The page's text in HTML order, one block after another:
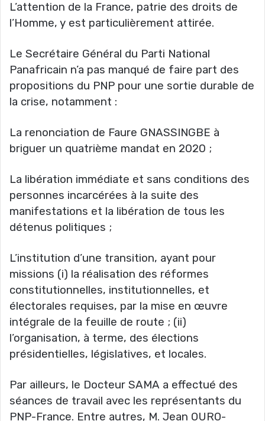
L’attention de la France, patrie des droits de
l’Homme, y est particulièrement attirée.
Le Secrétaire Général du Parti National
Panafricain n’a pas manqué de faire part des
propositions du PNP pour une sortie durable de
la crise, notamment :
La renonciation de Faure GNASSINGBE à
briguer un quatrième mandat en 2020 ;
La libération immédiate et sans conditions des
personnes incarcérées à la suite des
manifestations et la libération de tous les
détenus politiques ;
L’institution d’une transition, ayant pour
missions (i) la réalisation des réformes
constitutionnelles, institutionnelles, et
électorales requises, par la mise en œuvre
intégrale de la feuille de route ; (ii)
l’organisation, à terme, des élections
présidentielles, législatives, et locales.
Par ailleurs, le Docteur SAMA a effectué des
séances de travail avec les représentants du
PNP-France. Entre autres, M. Jean OURO-